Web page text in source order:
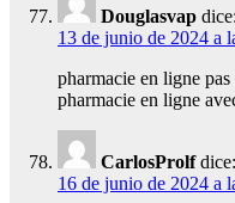
Douglasvap dice:
13 de junio de 2024 a
pharmacie en ligne
pharmacie en ligne
CarlosProlf dice:
16 de junio de 2024 a